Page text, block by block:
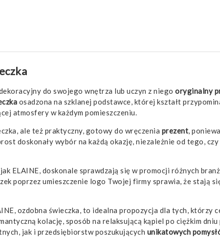
do swojego wnętrza lub uczyn z niego oryginalny
osadzona na szklanej podstawce, której kształt
atmosfery w każdym pomieszczeniu.
ale też praktyczny, gotowy do wręczenia prezent,
doskonały wybór na każdą okazję, niezależnie od tego,
ELAINE, doskonale sprawdzają się w promocji różnych
poprzez umieszczenie logo Twojej firmy sprawia, że stają
ozdobna świeczka, to idealna propozycja dla tych,
kolację, sposób na relaksującą kąpiel po ciężkim
jak i przedsiębiorstw poszukujących unikatowych